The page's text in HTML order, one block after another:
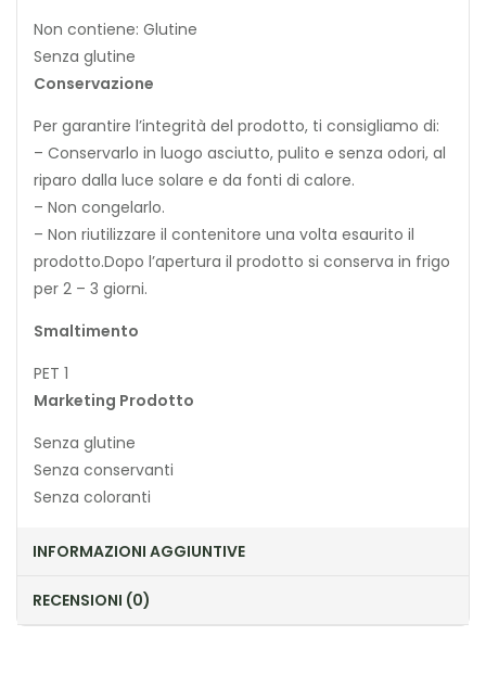
Non contiene: Glutine
Senza glutine
Conservazione
Per garantire l’integrità del prodotto, ti consigliamo di:
– Conservarlo in luogo asciutto, pulito e senza odori, al
riparo dalla luce solare e da fonti di calore.
– Non congelarlo.
– Non riutilizzare il contenitore una volta esaurito il
prodotto.Dopo l’apertura il prodotto si conserva in frigo
per 2 – 3 giorni.
Smaltimento
PET 1
Marketing Prodotto
Senza glutine
Senza conservanti
Senza coloranti
INFORMAZIONI AGGIUNTIVE
RECENSIONI (0)